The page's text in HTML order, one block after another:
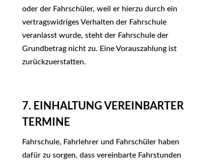
oder der Fahrschüler, weil er hierzu durch ein
vertragswidriges Verhalten der Fahrschule
veranlasst wurde, steht der Fahrschule der
Grundbetrag nicht zu. Eine Vorauszahlung ist
zurückzuerstatten.
7. EINHALTUNG VEREINBARTER
TERMINE
Fahrschule, Fahrlehrer und Fahrschüler haben
dafür zu sorgen, dass vereinbarte Fahrstunden